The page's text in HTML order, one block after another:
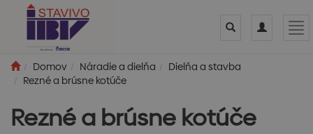
Toggle
Toggle
Domov
Náradie a dielňa
Dielňa a stavba
Rezné a brúsne kotúče
Rezné a brúsne kotúče